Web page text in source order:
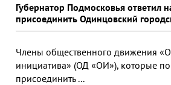
Губернатор Подмосковья ответил
присоединить Одинцовский
Члены общественного движения
инициатива» (ОД «ОИ»), которые
присоединить ...